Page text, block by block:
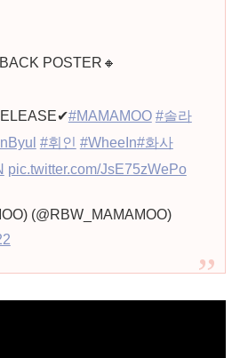
POSTER🔸
#MAMAMOO #솔라
#휘인 #WheeIn#화사
pic.twitter.com/JsE75zWePo
(@RBW_MAMAMOO)